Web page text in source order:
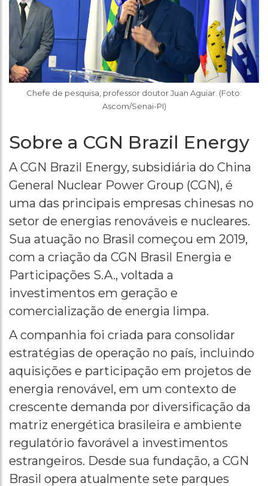
Chefe de pesquisa, professor doutor Juan Aguiar. (Foto:
Ascom/Senai-PI)
Sobre a CGN Brazil Energy
A CGN Brazil Energy, subsidiária do China
General Nuclear Power Group (CGN), é
uma das principais empresas chinesas no
setor de energias renováveis e nucleares.
Sua atuação no Brasil começou em 2019,
com a criação da CGN Brasil Energia e
Participações S.A., voltada a
investimentos em geração e
comercialização de energia limpa.
A companhia foi criada para consolidar
estratégias de operação no país, incluindo
aquisições e participação em projetos de
energia renovável, em um contexto de
crescente demanda por diversificação da
matriz energética brasileira e ambiente
regulatório favorável a investimentos
estrangeiros. Desde sua fundação, a CGN
Brasil opera atualmente sete parques